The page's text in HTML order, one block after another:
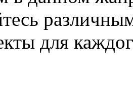
для